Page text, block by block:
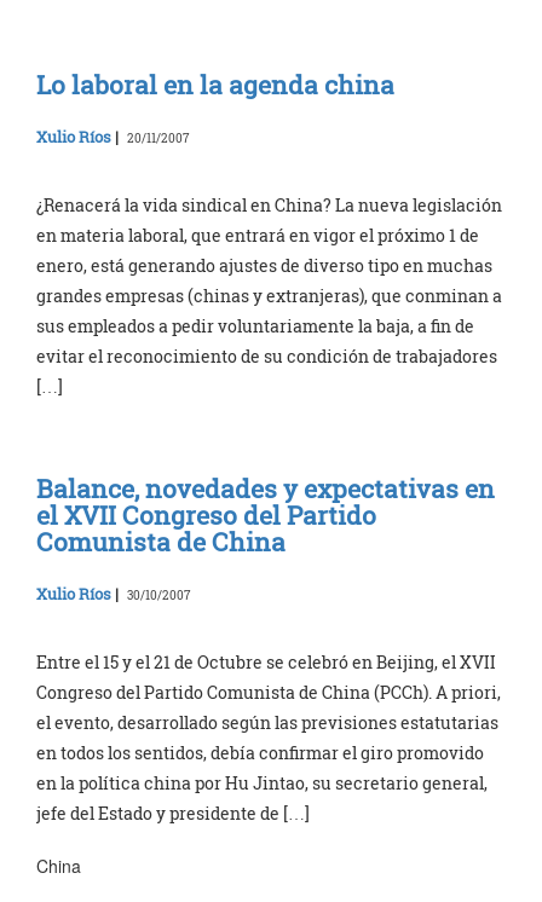
Lo laboral en la agenda china
Xulio Ríos | 20/11/2007
¿Renacerá la vida sindical en China? La nueva legislación
en materia laboral, que entrará en vigor el próximo 1 de
enero, está generando ajustes de diverso tipo en muchas
grandes empresas (chinas y extranjeras), que conminan a
sus empleados a pedir voluntariamente la baja, a fin de
evitar el reconocimiento de su condición de trabajadores
[…]
Balance, novedades y expectativas en
el XVII Congreso del Partido
Comunista de China
Xulio Ríos | 30/10/2007
Entre el 15 y el 21 de Octubre se celebró en Beijing, el XVII
Congreso del Partido Comunista de China (PCCh). A priori,
el evento, desarrollado según las previsiones estatutarias
en todos los sentidos, debía confirmar el giro promovido
en la política china por Hu Jintao, su secretario general,
jefe del Estado y presidente de […]
China